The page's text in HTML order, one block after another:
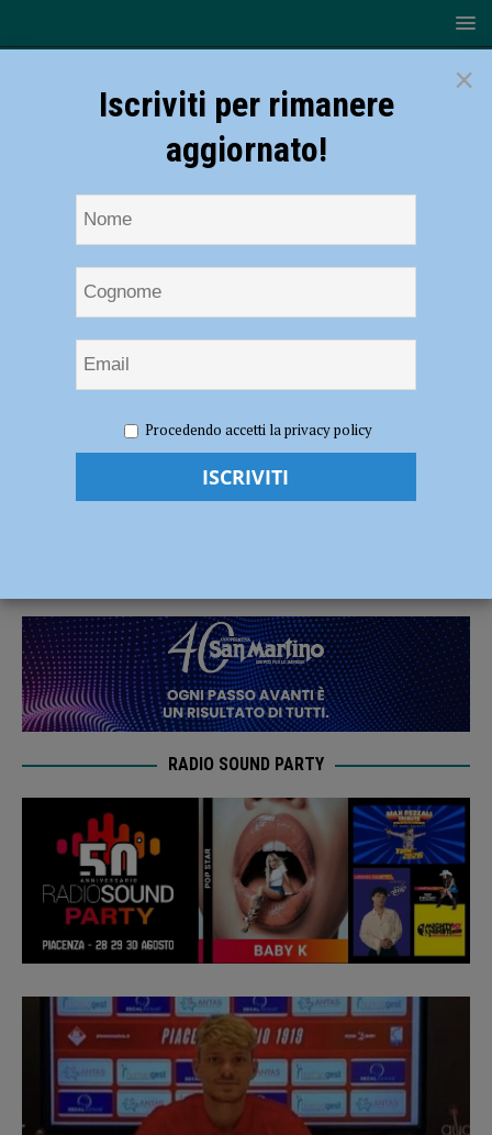
Calciomercato Piacenza – Antony Angileri ufficiale al Messina
Calciomercato Piacenza – Antony Angileri
RADIO SOUND PARTY
×
Iscriviti per rimanere
aggiornato!
Procedendo accetti la privacy policy